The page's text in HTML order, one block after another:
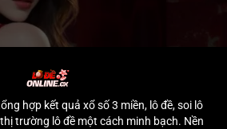
hợp kết quả xổ số 3 miền, lô đề, soi lô
trường lô đề một cách minh bạch. Nền